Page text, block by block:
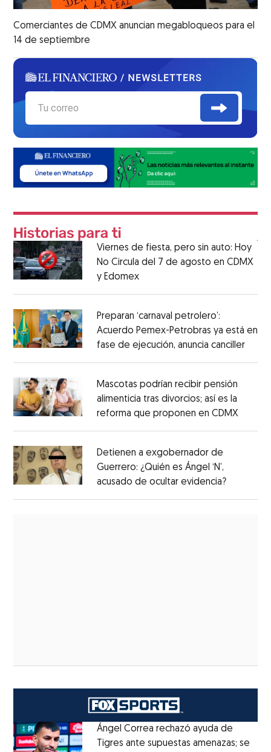
Comerciantes de CDMX anuncian megabloqueos para el
14 de septiembre
Viernes de fiesta, pero sin auto: Hoy
No Circula del 7 de agosto en CDMX
y Edomex
Preparan ‘carnaval petrolero’:
Acuerdo Pemex-Petrobras ya está en
fase de ejecución, anuncia canciller
Mascotas podrían recibir pensión
alimenticia tras divorcios; así es la
reforma que proponen en CDMX
Detienen a exgobernador de
Guerrero: ¿Quién es Ángel ‘N’,
acusado de ocultar evidencia?
Ángel Correa rechazó ayuda de
Tigres ante supuestas amenazas; se